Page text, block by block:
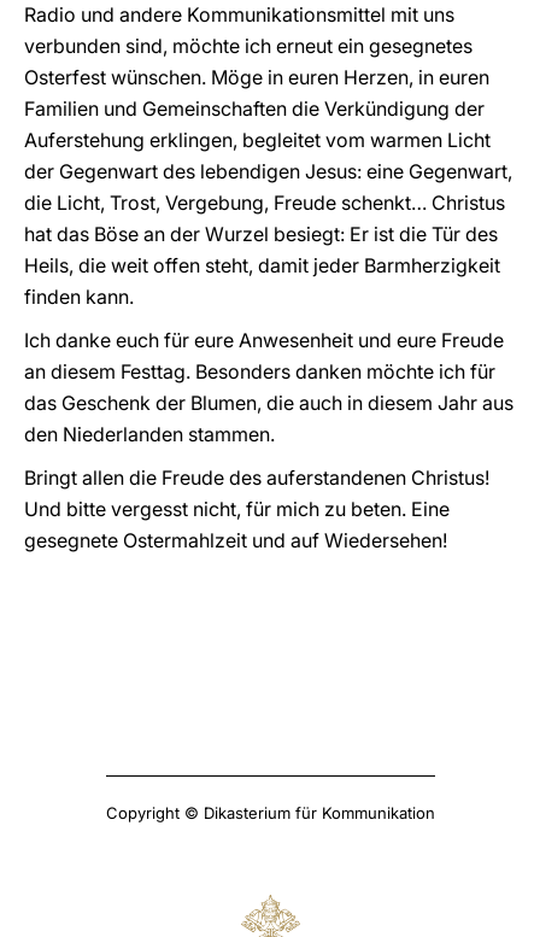
Radio und andere Kommunikationsmittel mit uns
verbunden sind, möchte ich erneut ein gesegnetes
Osterfest wünschen. Möge in euren Herzen, in euren
Familien und Gemeinschaften die Verkündigung der
Auferstehung erklingen, begleitet vom warmen Licht
der Gegenwart des lebendigen Jesus: eine Gegenwart,
die Licht, Trost, Vergebung, Freude schenkt… Christus
hat das Böse an der Wurzel besiegt: Er ist die Tür des
Heils, die weit offen steht, damit jeder Barmherzigkeit
finden kann.
Ich danke euch für eure Anwesenheit und eure Freude
an diesem Festtag. Besonders danken möchte ich für
das Geschenk der Blumen, die auch in diesem Jahr aus
den Niederlanden stammen.
Bringt allen die Freude des auferstandenen Christus!
Und bitte vergesst nicht, für mich zu beten. Eine
gesegnete Ostermahlzeit und auf Wiedersehen!
Copyright © Dikasterium für Kommunikation